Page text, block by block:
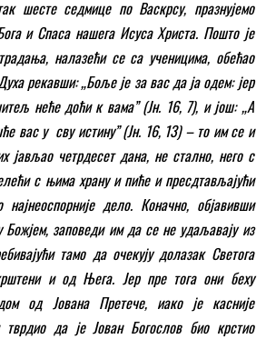
шесте седмице по Васкрсу, празнујемо
и Спаса нашега Исуса Христа. Пошто је
налазећи се са ученицима, обећао
рекавши: „Боље је за вас да ја одем: јер
неће доћи к вама”(Јн. 16, 7), и још: „А
вас у сву истину”(Јн. 16, 13) – то им се и
јављао четрдесет дана, не стално, него с
с њима храну и пиће и пресдтављајући
дело. Коначно, објавивши
Божјем, заповеди им да се не удаљавају из
тамо да очекују долазак Светога
и од Њега. Јер пре тога они беху
од Јована Претече, иако је касније
тврдио да је Јован Богослов био крстио